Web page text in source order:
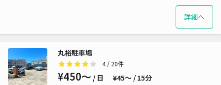
詳細へ
丸裕駐車場
4/ 20件
¥450〜 / 日 ¥45〜 / 15分